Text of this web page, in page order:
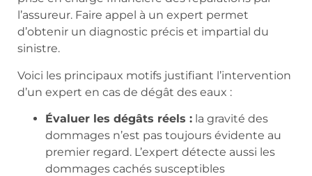
l’assureur. Faire appel à un expert permet
d’obtenir un diagnostic précis et impartial du
sinistre.
Voici les principaux motifs justifiant l’intervention
d’un expert en cas de dégât des eaux :
Évaluer les dégâts réels : la gravité des
dommages n’est pas toujours évidente au
premier regard. L’expert détecte aussi les
dommages cachés susceptibles